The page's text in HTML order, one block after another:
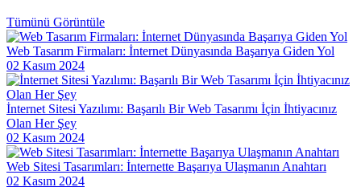
Web Tasarım Kursu: Dijital Dünyada Yaratıcı Bir Adım
Kullanıcı Kayıt Doğrulama: Dijital Dünyada Güvenliğin Önemi
SEO Kontrol Listesi: Web Tasarımında Dikkat Edilmesi Gerekenler
SEO Dönüşüm Hedefleri ve Web Tasarım
Görsel Medya ve Web Tasarım
Dijital Ustalık: SEO ve Kullanıcı Deneyiminde Yeni Başarı
Tümünü Görüntüle
Web Tasarım Firmaları: İnternet Dünyasında Başarıya Giden Yol
02 Kasım 2024
İnternet Sitesi Yazılımı: Başarılı Bir Web Tasarımı İçin İhtiyacınız
Olan Her Şey
02 Kasım 2024
Web Sitesi Tasarımları: İnternette Başarıya Ulaşmanın Anahtarı
02 Kasım 2024